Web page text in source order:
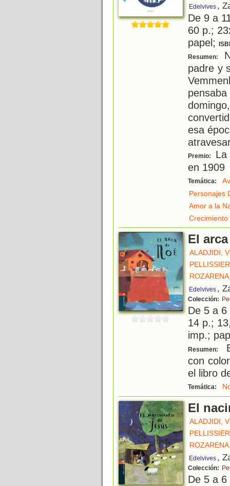
Edelvives ,
De 9 a
60 p.;
papel;
Resumen:
padre y
esa
Premio:
La
en 1909
Temática:
Personajes
Amor a la
Crecimiento
El
ALADJIDI,
Edelvives ,
Colección:
De 5 a
14 p.;
imp.;
Resumen:
con
el libro
Temática:
El
ALADJIDI,
Edelvives ,
Colección:
De 5 a